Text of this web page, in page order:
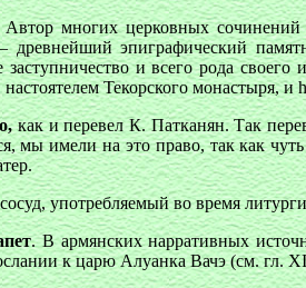
многих церковных сочинений
древнейший эпиграфический
и всего рода
Текорского монастыря, и
как и перевел К. Патканян. Так
мы имели на это право, так как
употребляемый во время
. В армянских нарративных
к царю Алуанка Вачэ (см. гл.